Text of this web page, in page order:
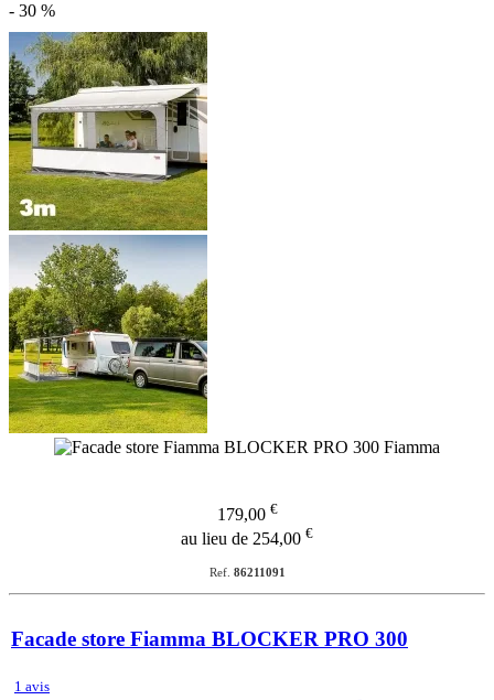
- 30 %
179,00 €
au lieu de 254,00 €
Ref. 86211091
Facade store Fiamma BLOCKER PRO 300
1 avis